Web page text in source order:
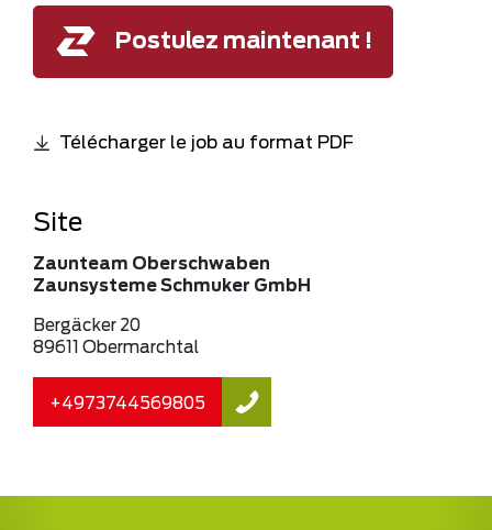
Postulez maintenant !
Télécharger le job au format PDF
Site
Zaunteam Oberschwaben
Zaunsysteme Schmuker GmbH
Bergäcker 20
89611 Obermarchtal
+4973744569805